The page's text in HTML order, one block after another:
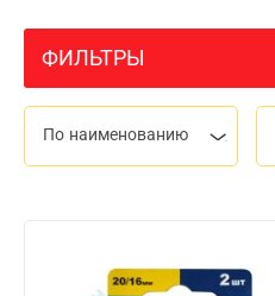
ФИЛЬТРЫ
По наименованию